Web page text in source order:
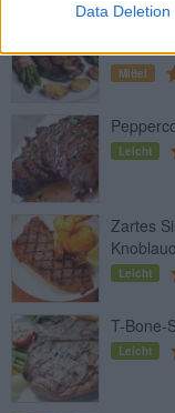
Data Deletion
T-Bone
Mittel
Leicht
Zartes
Leicht
T-Bone-
Leicht